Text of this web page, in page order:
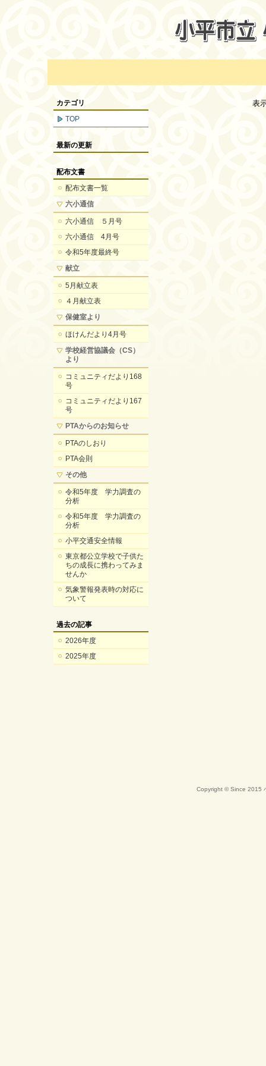
カテゴリ
TOP
最新の更新
配布文書
配布文書一覧
六小通信
六小通信 ５月号
六小通信 4月号
令和5年度最終号
献立
5月献立表
４月献立表
保健室より
ほけんだより4月号
学校経営協議会（CS）
より
コミュニティだより168
号
コミュニティだより167
号
PTAからのお知らせ
PTAのしおり
PTA会則
その他
令和5年度 学力調査の
分析
令和5年度 学力調査の
分析
小平交通安全情報
東京都公立学校で子供た
ちの成長に携わってみま
せんか
気象警報発表時の対応に
ついて
過去の記事
2026年度
2025年度
表
Copyright © Since 2015